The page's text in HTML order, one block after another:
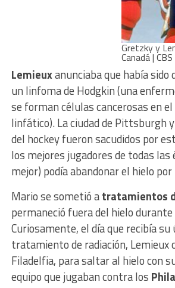
Gretzky y
Canadá | CBS
Lemieuxanunciaba que había sido
un linfoma de Hodgkin (una
se forman células cancerosas en
linfático). La ciudad de Pittsburgh
del hockey fueron sacudidos por
los mejores jugadores de todas las
mejor) podía abandonar el hielo
Mario se sometió atratamientos
permaneció fuera del hielo
Curiosamente, el día que recibía
tratamiento de radiación, Lemieux
Filadelfia, para saltar al hielo con
equipo que jugaban contra los